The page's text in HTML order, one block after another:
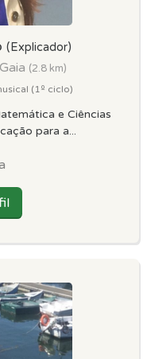
(Explicador)
(2.8 km)
(1º ciclo)
e Ciências
para a...